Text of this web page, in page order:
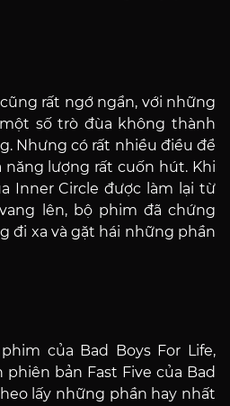
rất ngớ ngẩn, với những
số trò đùa không thành
Nhưng có rất nhiều điều để
lượng rất cuốn hút. Khi
Inner Circle được làm lại từ
lên, bộ phim đã chứng
đi xa và gặt hái những phần
của Bad Boys For Life,
bản Fast Five của Bad
lấy những phần hay nhất